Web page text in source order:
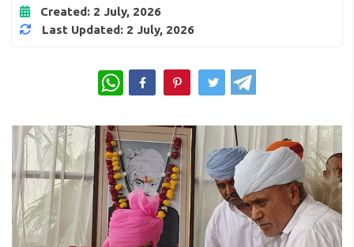
Created: 2 July, 2026
Last Updated: 2 July, 2026
WhatsApp